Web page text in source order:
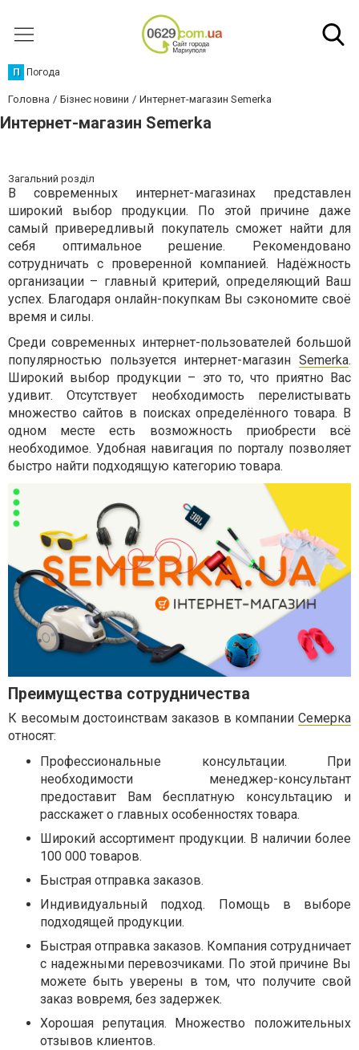
П Погода
Головна Бізнес новини Интернет-магазин Semerka
Интернет-магазин Semerka
Загальний розділ
В современных интернет-магазинах представлен
широкий выбор продукции. По этой причине даже
самый привередливый покупатель сможет найти для
себя оптимальное решение. Рекомендовано
сотрудничать с проверенной компанией. Надёжность
организации – главный критерий, определяющий Ваш
успех. Благодаря онлайн-покупкам Вы сэкономите своё
время и силы.
Среди современных интернет-пользователей большой
популярностью пользуется интернет-магазин Semerka.
Широкий выбор продукции – это то, что приятно Вас
удивит. Отсутствует необходимость перелистывать
множество сайтов в поисках определённого товара. В
одном месте есть возможность приобрести всё
необходимое. Удобная навигация по порталу позволяет
быстро найти подходящую категорию товара.
Преимущества сотрудничества
К весомым достоинствам заказов в компании Семерка
относят:
Профессиональные консультации. При
необходимости менеджер-консультант
предоставит Вам бесплатную консультацию и
расскажет о главных особенностях товара.
Широкий ассортимент продукции. В наличии более
100 000 товаров.
Быстрая отправка заказов.
Индивидуальный подход. Помощь в выборе
подходящей продукции.
Быстрая отправка заказов. Компания сотрудничает
с надежными перевозчиками. По этой причине Вы
можете быть уверены в том, что получите свой
заказ вовремя, без задержек.
Хорошая репутация. Множество положительных
отзывов клиентов.